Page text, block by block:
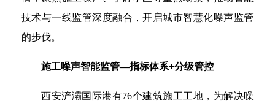
技术与一线监管深度融合，开启城市智慧化噪声监管
的步伐。
施工噪声智能监管—指标体系+分级管控
西安浐灞国际港有76个建筑施工工地，为解决噪